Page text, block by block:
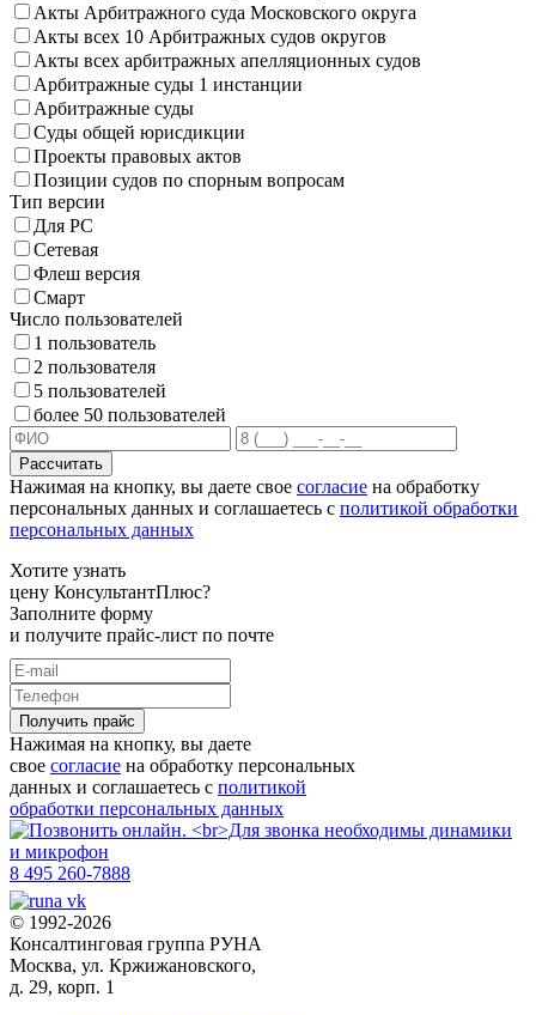
Акты Арбитражного суда Московского округа
Акты всех 10 Арбитражных судов округов
Акты всех арбитражных апелляционных судов
Арбитражные суды 1 инстанции
Арбитражные суды
Суды общей юрисдикции
Проекты правовых актов
Позиции судов по спорным вопросам
Тип версии
Для PC
Сетевая
Флеш версия
Смарт
Число пользователей
1 пользователь
2 пользователя
5 пользователей
более 50 пользователей
Рассчитать
Нажимая на кнопку, вы даете свое согласие на обработку
персональных данных и соглашаетесь с политикой обработки
персональных данных
Хотите узнать
цену КонсультантПлюс?
Заполните форму
и получите прайс-лист по почте
Получить прайс
Нажимая на кнопку, вы даете
свое согласие на обработку персональных
данных и соглашаетесь с политикой
обработки персональных данных
8 495 260-7888
© 1992-2026
Консалтинговая группа РУНА
Москва, ул. Кржижановского,
д. 29, корп. 1